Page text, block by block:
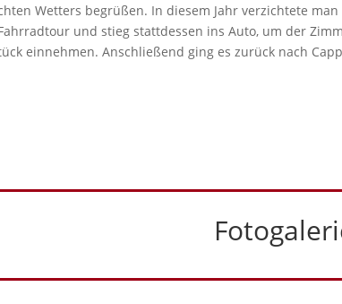
Wetters begrüßen. In diesem Jahr verzichtete
und stieg stattdessen ins Auto, um der
einnehmen. Anschließend ging es zurück nach